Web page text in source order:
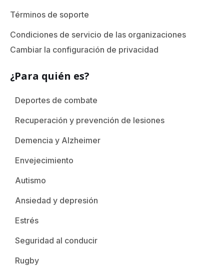
Términos de soporte
Condiciones de servicio de las organizaciones
Cambiar la configuración de privacidad
¿Para quién es?
Deportes de combate
Recuperación y prevención de lesiones
Demencia y Alzheimer
Envejecimiento
Autismo
Ansiedad y depresión
Estrés
Seguridad al conducir
Rugby